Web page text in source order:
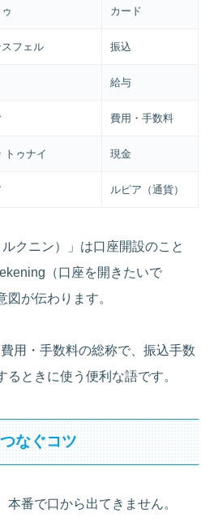
カード
スフェル 振込
給与
費用・手数料
トゥナイ 現金
ルピア（通貨）
ルクニン）」は口座開設のこと
（口座を開きたいで
が伝わります。
用・手数料の総称で、振込手数
ときに使う便利な語です。
なぐコツ
番で口から出てきません。